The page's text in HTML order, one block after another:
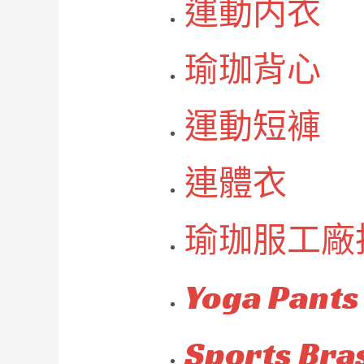
運動内衣
瑜珈背心
運動短褲
連體衣
瑜珈服工
Yoga Pants
Sports